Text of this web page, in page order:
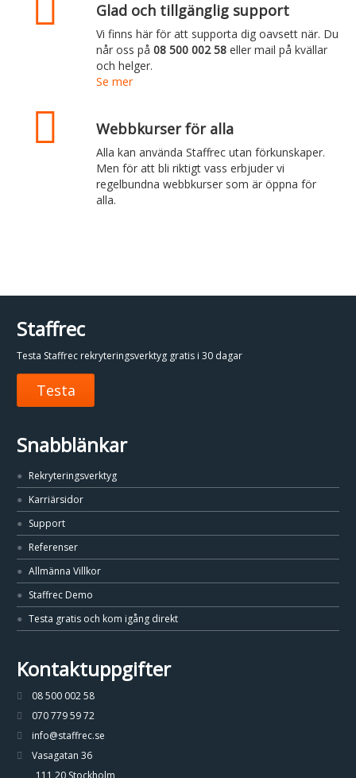
Glad och tillgänglig support
Vi finns här för att supporta dig oavsett när. Du
når oss på08 500 002 58 eller mail på kvällar
och helger.
Se mer
Webbkurser för alla
Alla kan använda Staffrec utan förkunskaper.
Men för att bli riktigt vass erbjuder vi
regelbundna webbkurser som är öppna för
alla.
Staffrec
Testa Staffrec rekryteringsverktyg gratis i 30 dagar
Testa
Snabblänkar
Rekryteringsverktyg
Karriärsidor
Support
Referenser
Allmänna Villkor
Staffrec Demo
Testa gratis och kom igång direkt
Kontaktuppgifter
08 500 002 58
070 779 59 72
info@staffrec.se
Vasagatan 36
111 20 Stockholm